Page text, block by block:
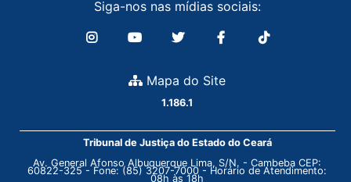
Siga-nos nas mídias sociais:
Mapa do Site
1.186.1
Tribunal de Justiça do Estado do Ceará
Av. General Afonso Albuquerque Lima, S/N. - Cambeba CEP:
60822-325 - Fone: (85) 3207-7000 - Horário de Atendimento:
08h às 18h